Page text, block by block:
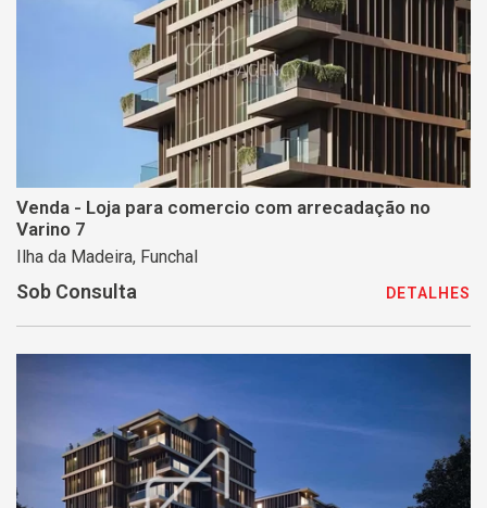
Venda - Loja para comercio com arrecadação no
Varino 7
Ilha da Madeira, Funchal
Sob Consulta DETALHES